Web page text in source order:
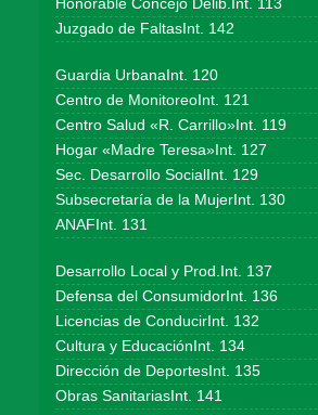
Honorable Concejo Delib.Int. 113
Juzgado de FaltasInt. 142
Guardia UrbanaInt. 120
Centro de MonitoreoInt. 121
Centro Salud «R. Carrillo»Int. 119
Hogar «Madre Teresa»Int. 127
Sec. Desarrollo SocialInt. 129
Subsecretaría de la MujerInt. 130
ANAFInt. 131
Desarrollo Local y Prod.Int. 137
Defensa del ConsumidorInt. 136
Licencias de ConducirInt. 132
Cultura y EducaciónInt. 134
Dirección de DeportesInt. 135
Obras SanitariasInt. 141